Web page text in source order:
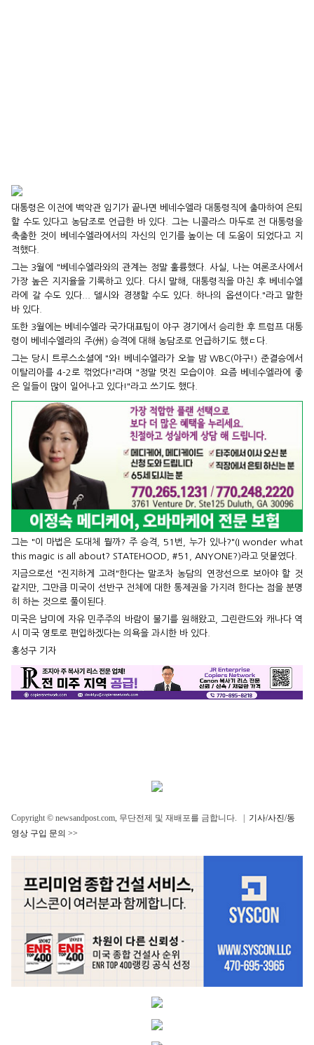
대통령은 이전에 백악관 임기가 끝나면 베네수엘라 대통령직에 출마하여 은퇴
할 수도 있다고 농담조로 언급한 바 있다. 그는 니콜라스 마두로 전 대통령을
축출한 것이 베네수엘라에서의 자신의 인기를 높이는 데 도움이 되었다고 지
적했다.
그는 3월에 "베네수엘라와의 관계는 정말 훌륭했다. 사실, 나는 여론조사에서
가장 높은 지지율을 기록하고 있다. 다시 말해, 대통령직을 마친 후 베네수엘
라에 갈 수도 있다... 델시와 경쟁할 수도 있다. 하나의 옵션이다."라고 말한
바 있다.
또한 3월에는 베네수엘라 국가대표팀이 야구 경기에서 승리한 후 트럼프 대통
령이 베네수엘라의 주(州) 승격에 대해 농담조로 언급하기도 했ㄷ다.
그는 당시 트루스소셜에 "와! 베네수엘라가 오늘 밤 WBC(야구!) 준결승에서
이탈리아를 4-2로 꺾었다!"라며 "정말 멋진 모습이야. 요즘 베네수엘라에 좋
은 일들이 많이 일어나고 있다!"라고 쓰기도 했다.
그는 "이 마법은 도대체 뭘까? 주 승격, 51번, 누가 있나?"(I wonder what
this magic is all about? STATEHOOD, #51, ANYONE?)라고 덧붙였다.
지금으로선 "진지하게 고려"한다는 말조차 농담의 연장선으로 보아야 할 것
같지만, 그만큼 미국이 선반구 전체에 대한 통제권을 가지려 한다는 점을 분명
히 하는 것으로 풀이된다.
미국은 남미에 자유 민주주의 바람이 불기를 원해왔고, 그린란드와 캐나다 역
시 미국 영토로 편입하겠다는 의욕을 과시한 바 있다.
홍성구 기자
Copyright © newsandpost.com, 무단전제 및 재배포를 금합니다. | 기사/사진/동
영상 구입 문의 >>